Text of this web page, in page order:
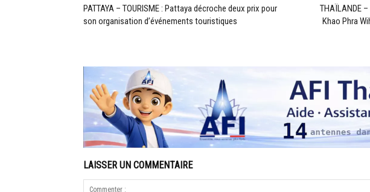
PATTAYA – TOURISME : Pattaya décroche deux prix pour
son organisation d’événements touristiques
THAÏLANDE
Khao Phra
LAISSER UN COMMENTAIRE